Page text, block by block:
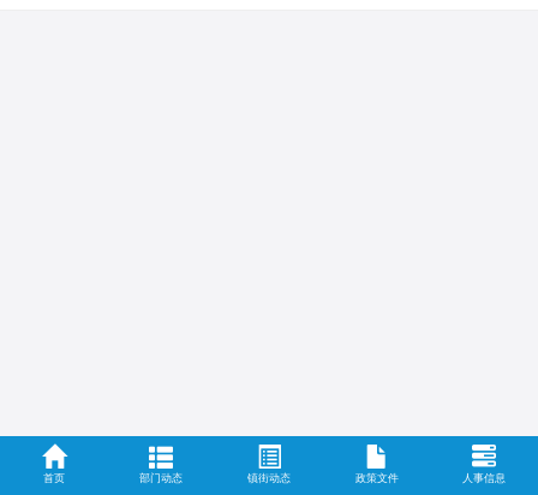
首页 部门动态 镇街动态 政策文件 人事信息